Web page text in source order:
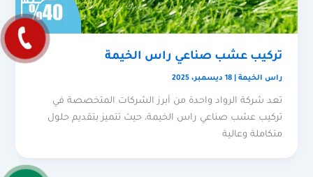
تركيب عشب صناعي راس الخيمة
راس الخيمة |18 ديسمبر، 2025
تعد شركة الرواد واحدة من أبرز الشركات المتخصصة في
تركيب عشب صناعي راس الخيمة، حيث تتميز بتقديم حلول
متكاملة وعالية